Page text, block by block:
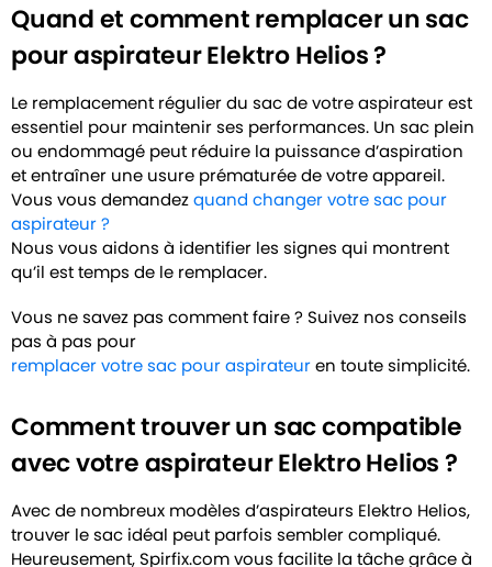
Quand et comment remplacer un sac
pour aspirateur Elektro Helios ?
Le remplacement régulier du sac de votre aspirateur est
essentiel pour maintenir ses performances. Un sac plein
ou endommagé peut réduire la puissance d’aspiration
et entraîner une usure prématurée de votre appareil.
Vous vous demandezquand changer votre sac pour
aspirateur ?
Nous vous aidons à identifier les signes qui montrent
qu’il est temps de le remplacer.
Vous ne savez pas comment faire ? Suivez nos conseils
pas à pas pour
remplacer votre sac pour aspirateuren toute simplicité.
Comment trouver un sac compatible
avec votre aspirateur Elektro Helios ?
Avec de nombreux modèles d’aspirateurs Elektro Helios,
trouver le sac idéal peut parfois sembler compliqué.
Heureusement, Spirfix.com vous facilite la tâche grâce à